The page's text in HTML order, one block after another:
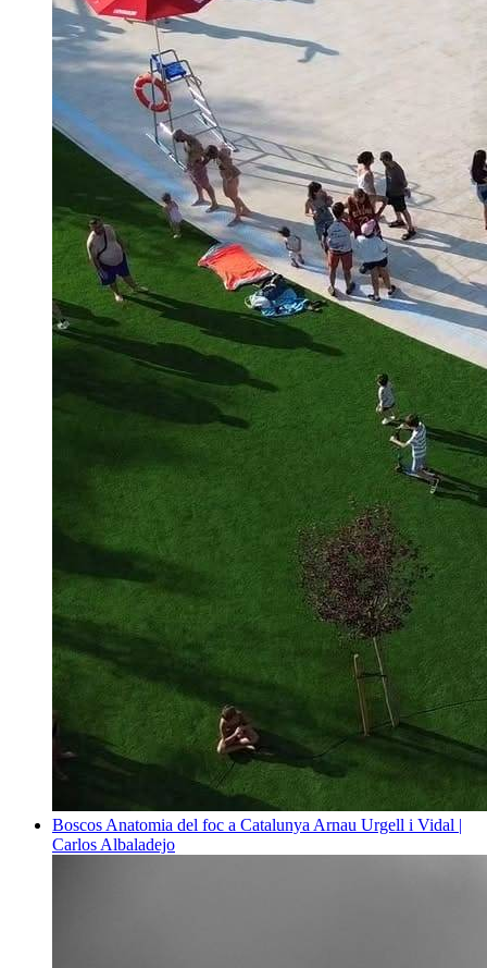
Boscos Anatomia del foc a Catalunya Arnau Urgell i Vidal |
Carlos Albaladejo